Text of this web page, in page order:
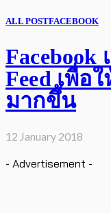
ALL POSTFACEBOOK
Facebook
Feed เพื่อ
มากขึ้น
12 January 2018
- Advertisement -